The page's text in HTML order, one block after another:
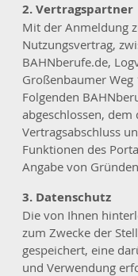
2. Vertragspartner
Mit der Anmeldung
Nutzungsvertrag,
BAHNberufe.de,
Großenbaumer
Folgenden
abgeschlossen, dem
Vertragsabschluss
Funktionen des
Angabe von
3. Datenschutz
Die von Ihnen
zum Zwecke der
gespeichert, eine
und Verwendung